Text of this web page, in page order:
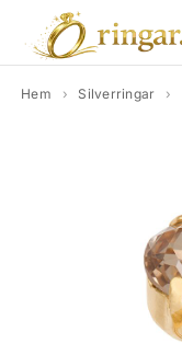
Hem › Silverringar ›